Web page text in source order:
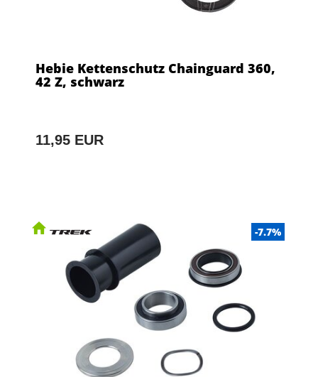
Hebie Kettenschutz Chainguard 360,
42 Z, schwarz
11,95 EUR
-7.7%